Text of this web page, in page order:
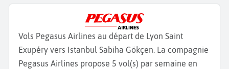
Vols Pegasus Airlines au départ de Lyon Saint
Exupéry vers Istanbul Sabiha Gökçen. La compagnie
Pegasus Airlines propose 5 vol(s) par semaine en